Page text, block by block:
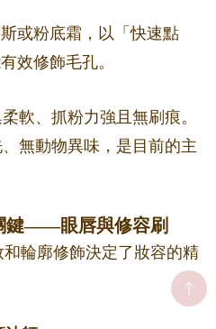
斯或粉底霜，以「快速點
效修飾毛孔。
軟、抓粉力強且無刷痕。
無動物異味，是目前的主
鍵——眼唇與修容刷
輪廓修飾決定了妝容的精